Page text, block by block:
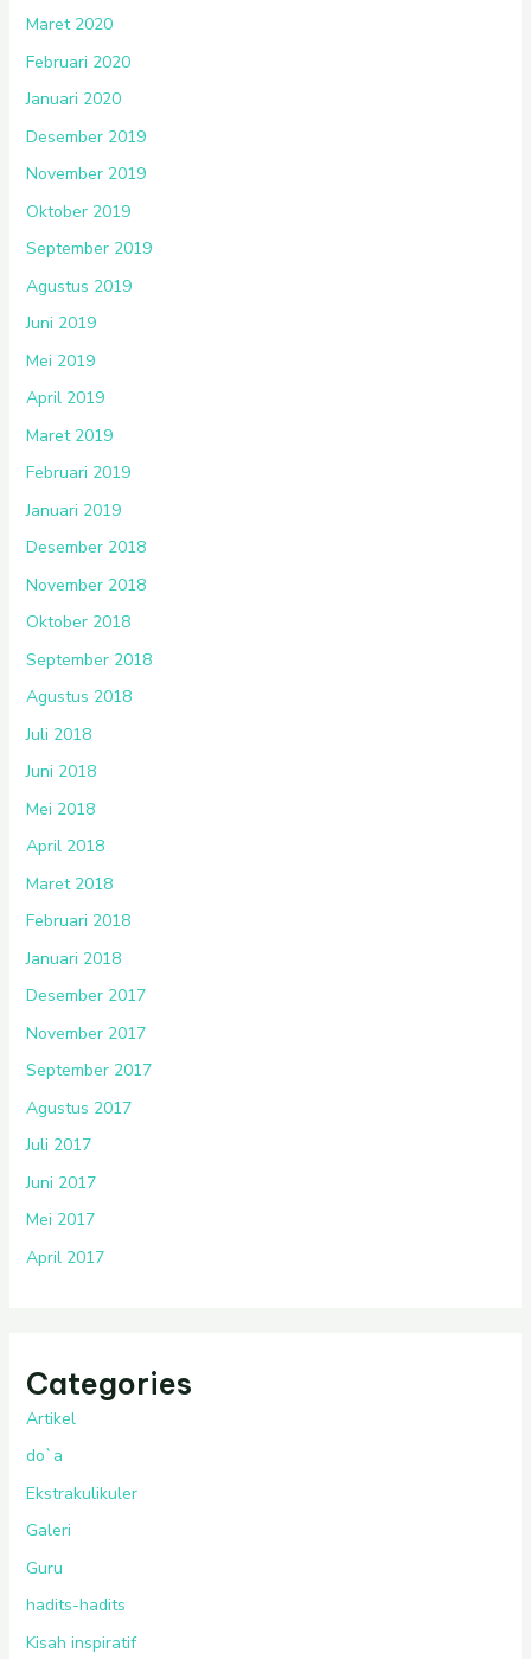
Maret 2020
Februari 2020
Januari 2020
Desember 2019
November 2019
Oktober 2019
September 2019
Agustus 2019
Juni 2019
Mei 2019
April 2019
Maret 2019
Februari 2019
Januari 2019
Desember 2018
November 2018
Oktober 2018
September 2018
Agustus 2018
Juli 2018
Juni 2018
Mei 2018
April 2018
Maret 2018
Februari 2018
Januari 2018
Desember 2017
November 2017
September 2017
Agustus 2017
Juli 2017
Juni 2017
Mei 2017
April 2017
Categories
Artikel
do`a
Ekstrakulikuler
Galeri
Guru
hadits-hadits
Kisah inspiratif